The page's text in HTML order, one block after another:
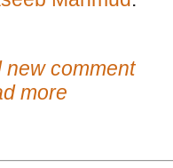
new comment
more